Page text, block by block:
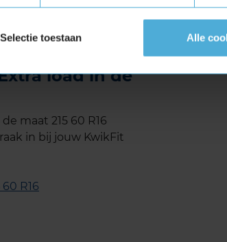
Selectie toestaan Alle
een hoger
aan het
load in de
maat 215 60 R16
in bij jouw KwikFit
60 R16